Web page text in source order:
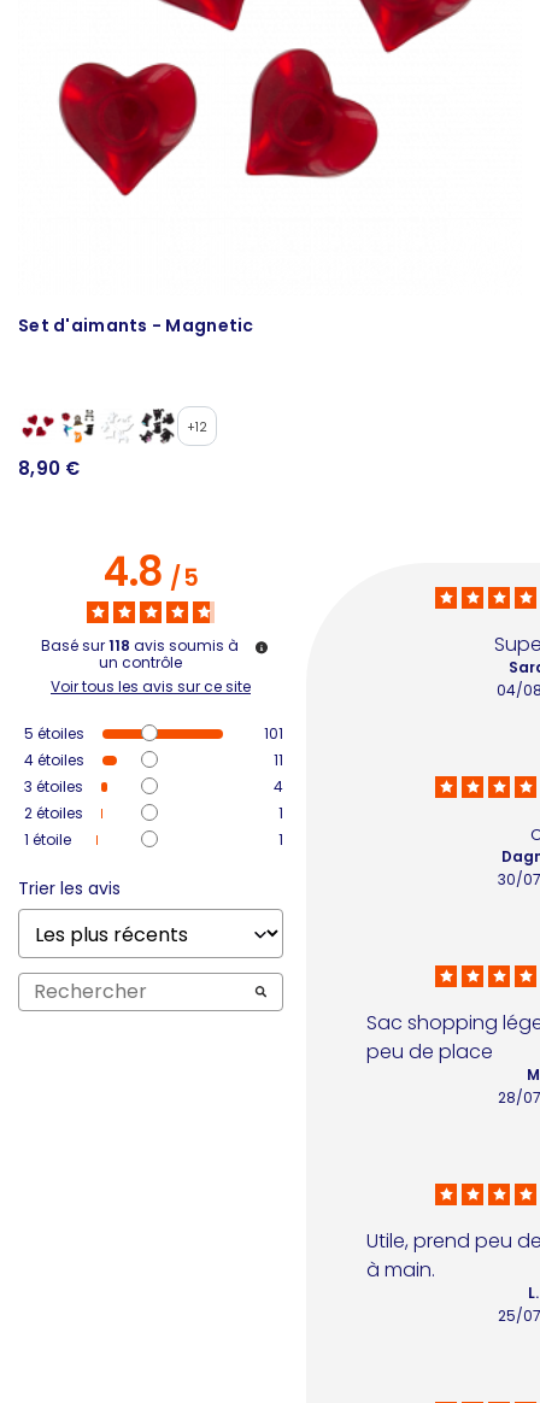
Set d'aimants - Magnetic
+12
8,90 €
4.8/5
Basé sur118 avis soumis à
un contrôle
Voir tous les avis sur ce site
5 étoiles
101
4étoiles
11
3 étoiles
4
2étoiles
1
1 étoile 1
Trier les avis
04/
30/
Sac shopping
peu de place
28/
Utile, prend peu
à main.
25/